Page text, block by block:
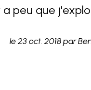
peu que
le23 oct. 2018par